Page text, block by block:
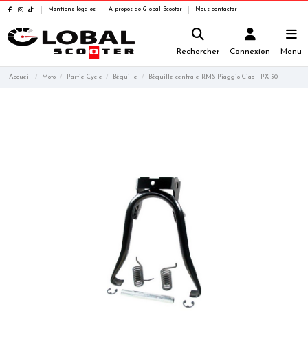
Mentions légales A propos de Global Scooter Nous contacter
Rechercher Connexion Menu
Accueil Moto Partie Cycle Béquille Béquille centrale RMS Piaggio Ciao - PX 50